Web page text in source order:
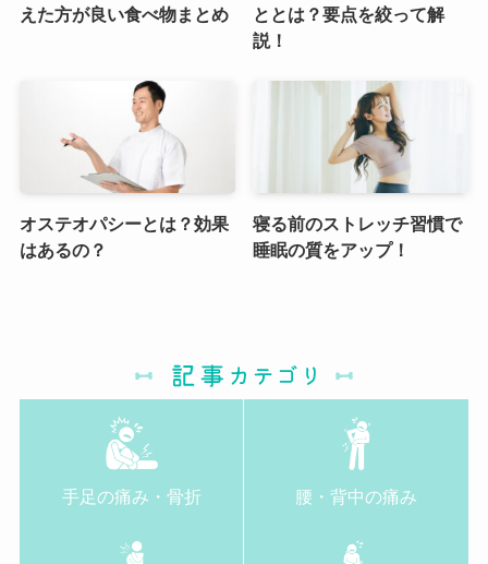
えた方が良い食べ物まとめ
ととは？要点を絞って解
説！
オステオパシーとは？効果
はあるの？
寝る前のストレッチ習慣で
睡眠の質をアップ！
手足の痛み・骨折 腰・背中の痛み